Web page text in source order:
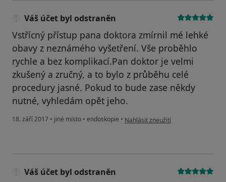
Váš účet byl odstraněn
Vstřícný přístup pana doktora zmírnil mé lehké
obavy z neznámého vyšetření. Vše proběhlo
rychle a bez komplikací.Pan doktor je velmi
zkušený a zručný, a to bylo z průběhu celé
procedury jasné. Pokud to bude zase někdy
nutné, vyhledám opět jeho.
18. září 2017 • jiné místo • endoskopie • podle názoru uživatele Váš účet byl
Nahlásit zneužití
Váš účet byl odstraněn